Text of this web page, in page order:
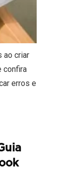
ao criar
confira
erros e